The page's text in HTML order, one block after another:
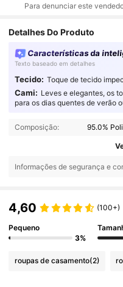
Para denunciar este
Detalhes Do Produto
Características da
Texto baseado em detalhes
Tecido: Toque de tecido
Cami: Leves e elegantes, os
para os dias quentes de verão
Composição:
95.0%
Informações de segurança e
4,60 (100+)
Pequeno
3%
roupas de casamento(2)